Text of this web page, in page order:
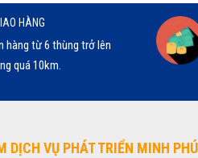
HÀNG
hàng từ 6 thùng trở lên
quá 10km.
DỊCH VỤ PHÁT TRIỂN MINH PHÚ